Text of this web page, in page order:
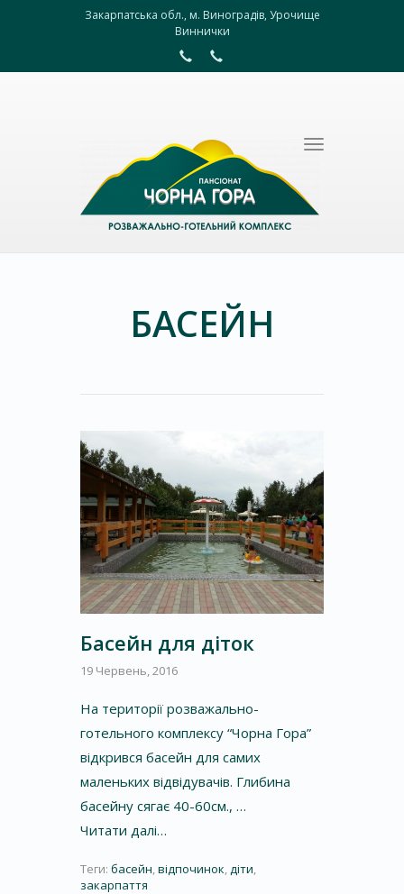
Закарпатська обл., м. Виноградів, Урочище
Виннички
Toggle
БАСЕЙН
Басейн для діток
19 Червень, 2016
На території розважально-
готельного комплексу “Чорна Гора”
відкрився басейн для самих
маленьких відвідувачів. Глибина
басейну сягає 40-60см., …
Читати далі…
Теги: басейн відпочинок діти
закарпаття